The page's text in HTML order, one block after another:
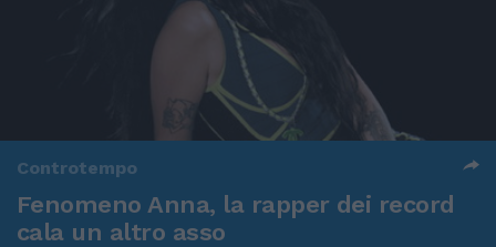
Controtempo
Fenomeno Anna, la rapper dei record
cala un altro asso